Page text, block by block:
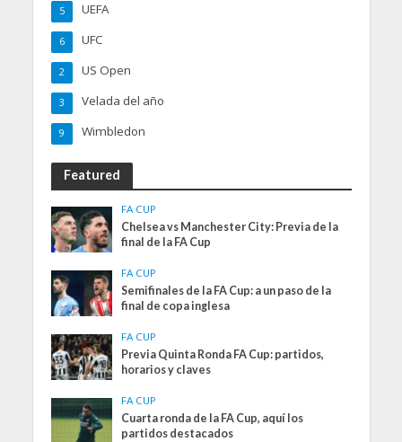
UEFA
5
UFC
6
US Open
2
Velada del año
3
Wimbledon
9
Featured
FA CUP
Chelsea vs Manchester City: Previa de la
final de la FA Cup
FA CUP
Semifinales de la FA Cup: a un paso de la
final de copa inglesa
FA CUP
Previa Quinta Ronda FA Cup: partidos,
horarios y claves
FA CUP
Cuarta ronda de la FA Cup, aquí los
partidos destacados